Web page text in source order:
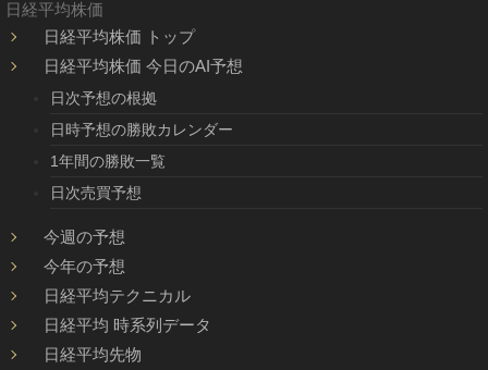
日経平均株価
日経平均株価 トップ
日経平均株価 今日のAI予想
日次予想の根拠
日時予想の勝敗カレンダー
1年間の勝敗一覧
日次売買予想
今週の予想
今年の予想
日経平均テクニカル
日経平均 時系列データ
日経平均先物